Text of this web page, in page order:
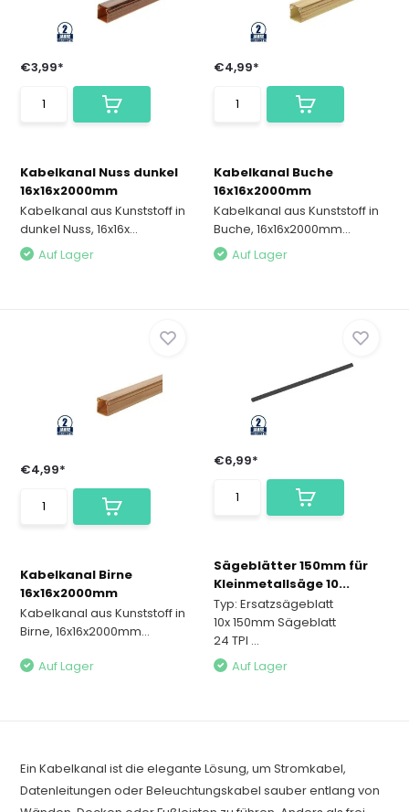
€3,99*
Kabelkanal Nuss dunkel
16x16x2000mm
Kabelkanal aus Kunststoff in
dunkel Nuss, 16x16x...
Auf Lager
€4,99*
Kabelkanal Buche
16x16x2000mm
Kabelkanal aus Kunststoff in
Buche, 16x16x2000mm...
Auf Lager
€4,99*
Kabelkanal Birne
16x16x2000mm
Kabelkanal aus Kunststoff in
Birne, 16x16x2000mm...
Auf Lager
€6,99*
Sägeblätter 150mm für
Kleinmetallsäge 10...
Typ: Ersatzsägeblatt
10x 150mm Sägeblatt
24 TPI ...
Auf Lager
Ein Kabelkanal ist die elegante Lösung, um Stromkabel,
Datenleitungen oder Beleuchtungskabel sauber entlang von